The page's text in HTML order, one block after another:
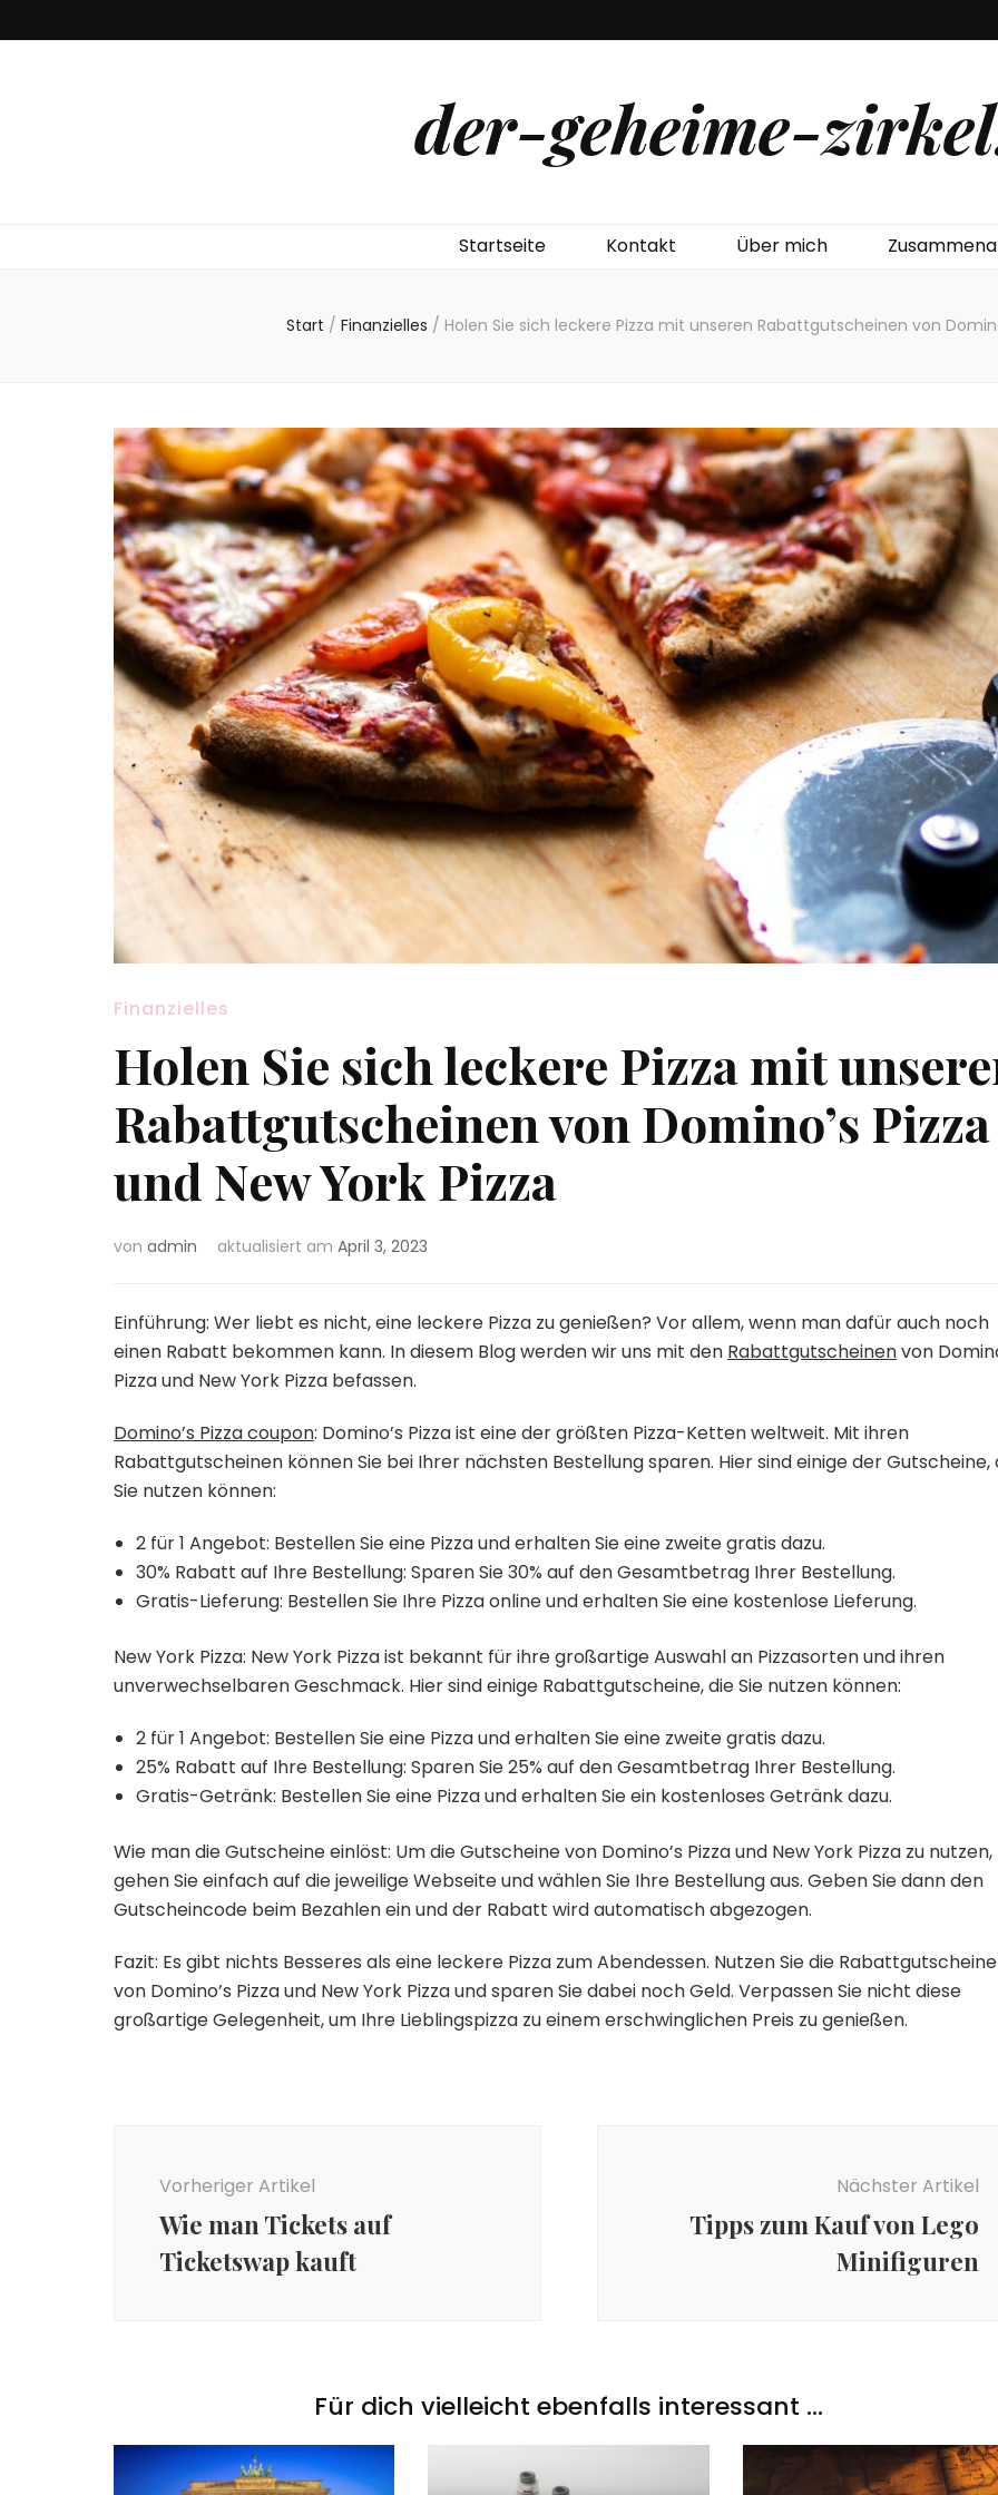
der-geheime-
Startseite Kontakt Über mich
Start / Finanzielles / Holen Sie sich leckere Pizza mit unseren Rabattgutscheinen von
Finanzielles
Holen Sie sich leckere Pizza mit
Rabattgutscheinen von Domino’s Pizza
und New York Pizza
von admin aktualisiert am April 3, 2023
Einführung: Wer liebt es nicht, eine leckere Pizza zu genießen? Vor allem, wenn man dafür auch noch
einen Rabatt bekommen kann. In diesem Blog werden wir uns mit den Rabattgutscheinenvon
Pizza und New York Pizza befassen.
Domino’s Pizza coupon: Domino’s Pizza ist eine der größten Pizza-Ketten weltweit. Mit ihren
Rabattgutscheinen können Sie bei Ihrer nächsten Bestellung sparen. Hier sind einige der Gutscheine,
Sie nutzen können:
2 für 1 Angebot: Bestellen Sie eine Pizza und erhalten Sie eine zweite gratis dazu.
30% Rabatt auf Ihre Bestellung: Sparen Sie 30% auf den Gesamtbetrag Ihrer Bestellung.
Gratis-Lieferung: Bestellen Sie Ihre Pizza online und erhalten Sie eine kostenlose Lieferung.
New York Pizza: New York Pizza ist bekannt für ihre großartige Auswahl an Pizzasorten und ihren
unverwechselbaren Geschmack. Hier sind einige Rabattgutscheine, die Sie nutzen können:
2 für 1 Angebot: Bestellen Sie eine Pizza und erhalten Sie eine zweite gratis dazu.
25% Rabatt auf Ihre Bestellung: Sparen Sie 25% auf den Gesamtbetrag Ihrer Bestellung.
Gratis-Getränk: Bestellen Sie eine Pizza und erhalten Sie ein kostenloses Getränk dazu.
Wie man die Gutscheine einlöst: Um die Gutscheine von Domino’s Pizza und New York Pizza zu nutzen,
gehen Sie einfach auf die jeweilige Webseite und wählen Sie Ihre Bestellung aus. Geben Sie dann den
Gutscheincode beim Bezahlen ein und der Rabatt wird automatisch abgezogen.
Fazit: Es gibt nichts Besseres als eine leckere Pizza zum Abendessen. Nutzen Sie die Rabattgutscheine
von Domino’s Pizza und New York Pizza und sparen Sie dabei noch Geld. Verpassen Sie nicht diese
großartige Gelegenheit, um Ihre Lieblingspizza zu einem erschwinglichen Preis zu genießen.
Vorheriger Artikel
Wie man Tickets auf
Ticketswap kauft
Nächster Artikel
Tipps zum Kauf von Lego
Minifiguren
Für dich vielleicht ebenfalls interessant …